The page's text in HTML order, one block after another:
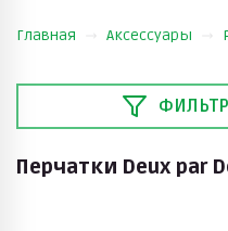
Главная Аксессуары
Перчатки Deux par